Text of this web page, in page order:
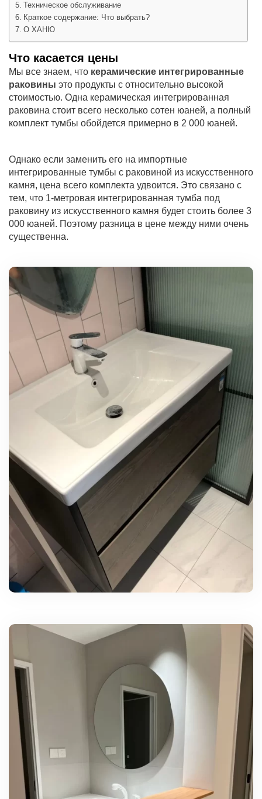
Техническое обслуживание
Краткое содержание: Что выбрать?
О ХАНЮ
Что касается цены
Мы все знаем, что керамические интегрированные
раковины это продукты с относительно высокой
стоимостью. Одна керамическая интегрированная
раковина стоит всего несколько сотен юаней, а полный
комплект тумбы обойдется примерно в 2 000 юаней.
Однако если заменить его на импортные
интегрированные тумбы с раковиной из искусственного
камня, цена всего комплекта удвоится. Это связано с
тем, что 1-метровая интегрированная тумба под
раковину из искусственного камня будет стоить более 3
000 юаней. Поэтому разница в цене между ними очень
существенна.